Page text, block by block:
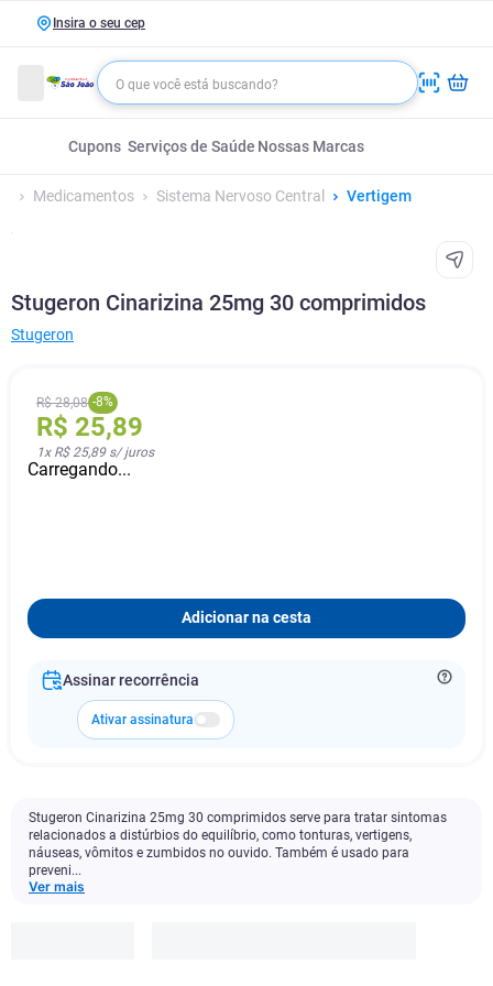
Insira o seu cep
Cupons Serviços de Saúde Nossas Marcas
Medicamentos Sistema Nervoso Central Vertigem
Stugeron Cinarizina 25mg 30 comprimidos
Stugeron
R$ 28,08 -8%
R$ 25,89
1x R$ 25,89s/ juros
Carregando...
Adicionar na cesta
Assinar recorrência
Ativar assinatura
Stugeron Cinarizina 25mg 30 comprimidos serve para tratar sintomas
relacionados a distúrbios do equilíbrio, como tonturas, vertigens,
náuseas, vômitos e zumbidos no ouvido. Também é usado para
preveni...
Ver mais